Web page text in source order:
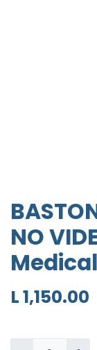
NO
Medical
L1,150.00